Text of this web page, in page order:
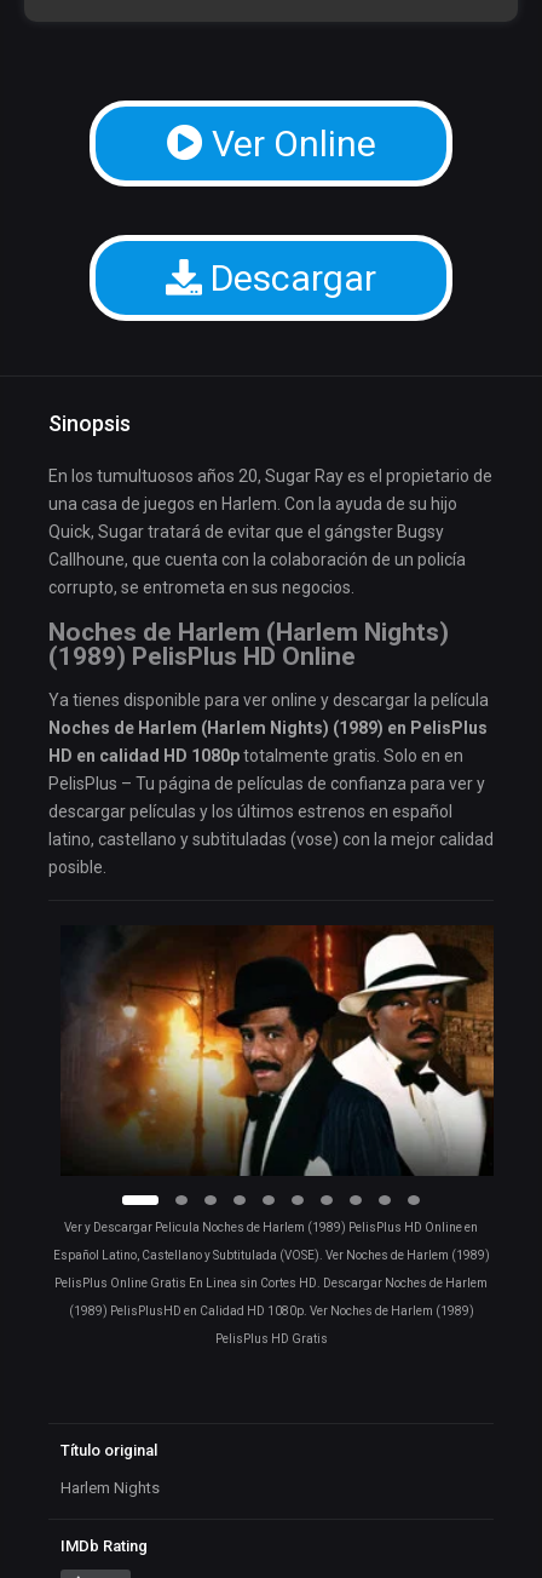
Ver Online
Descargar
Sinopsis
En los tumultuosos años 20, Sugar Ray es el propietario de
una casa de juegos en Harlem. Con la ayuda de su hijo
Quick, Sugar tratará de evitar que el gángster Bugsy
Callhoune, que cuenta con la colaboración de un policía
corrupto, se entrometa en sus negocios.
Noches de Harlem (Harlem Nights)
(1989) PelisPlus HD Online
Ya tienes disponible para ver online y descargar la película
Noches de Harlem (Harlem Nights) (1989) en PelisPlus
HD en calidad HD 1080ptotalmente gratis. Solo en en
PelisPlus – Tu página de películas de confianza para ver y
descargar películas y los últimos estrenos en español
latino, castellano y subtituladas (vose) con la mejor calidad
posible.
Ver y Descargar Pelicula Noches de Harlem (1989) PelisPlus HD Online en
Español Latino, Castellano y Subtitulada (VOSE). Ver Noches de Harlem (1989)
PelisPlus Online Gratis En Linea sin Cortes HD. Descargar Noches de Harlem
(1989) PelisPlusHD en Calidad HD 1080p. Ver Noches de Harlem (1989)
PelisPlus HD Gratis
Título original
Harlem Nights
IMDb Rating